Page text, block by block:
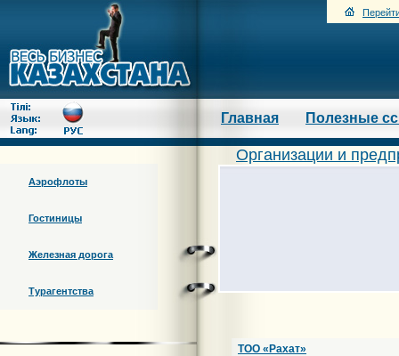
Главная Полезные
Аэрофлоты
Гостиницы
Железная дорога
Турагентства
Организации и
ТОО «Рахат»